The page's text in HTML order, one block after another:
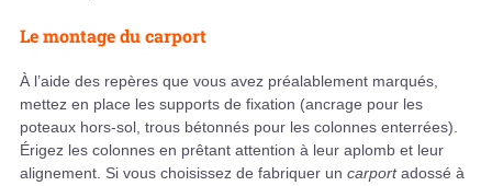
Le montage du carport
À l’aide des repères que vous avez préalablement marqués,
mettez en place les supports de fixation (ancrage pour les
poteaux hors-sol, trous bétonnés pour les colonnes enterrées).
Érigez les colonnes en prêtant attention à leur aplomb et leur
alignement. Si vous choisissez de fabriquer un carportadossé à